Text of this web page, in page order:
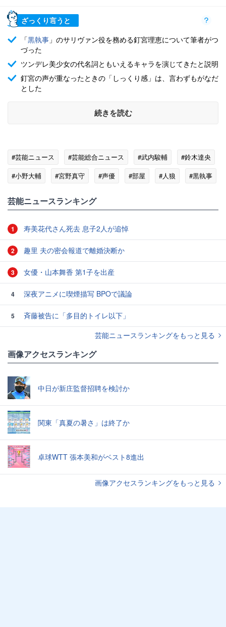
ざっくり言うと
「黒執事 」のサリヴァン役を務める釘宮理恵について筆者がつ
づった
ツンデレ美少女の代名詞ともいえるキャラを演じてきたと説明
釘宮の声が重なったときの「しっくり感」は、言わずもがなだ
とした
続きを読む
#芸能ニュース #芸能総合ニュース #武内駿輔
#鈴木達央
#小野大輔
#宮野真守 #声優 #部屋 #人狼 #黒執事
芸能ニュースランキング
1 寿美花代さん死去 息子2人が追悼
2 趣里 夫の密会報道で離婚決断か
3 女優・山本舞香 第1子を出産
4 深夜アニメに喫煙描写 BPOで議論
5
斉藤被告に「多目的トイレ以下」
芸能ニュースランキングをもっと見る
画像アクセスランキング
中日が新庄監督招聘を検討か
関東「真夏の暑さ」は終了か
卓球WTT 張本美和がベスト8進出
画像アクセスランキングをもっと見る